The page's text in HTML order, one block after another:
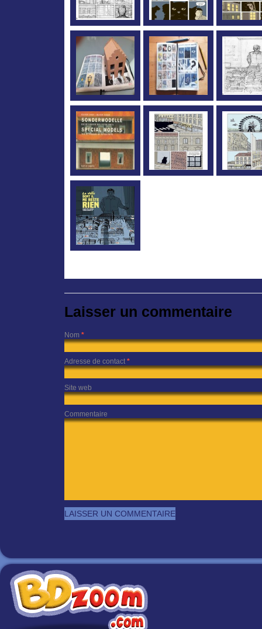
Laisser un commentaire
Nom *
Adresse de contact *
Site web
Commentaire